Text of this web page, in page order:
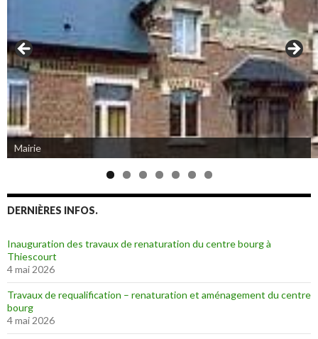
Mairie
DERNIÈRES INFOS.
Inauguration des travaux de renaturation du centre bourg à
Thiescourt
4 mai 2026
Travaux de requalification – renaturation et aménagement du centre
bourg
4 mai 2026